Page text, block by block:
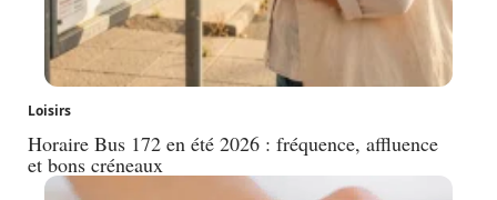
Loisirs
Horaire Bus 172 en été 2026 : fréquence, affluence
et bons créneaux